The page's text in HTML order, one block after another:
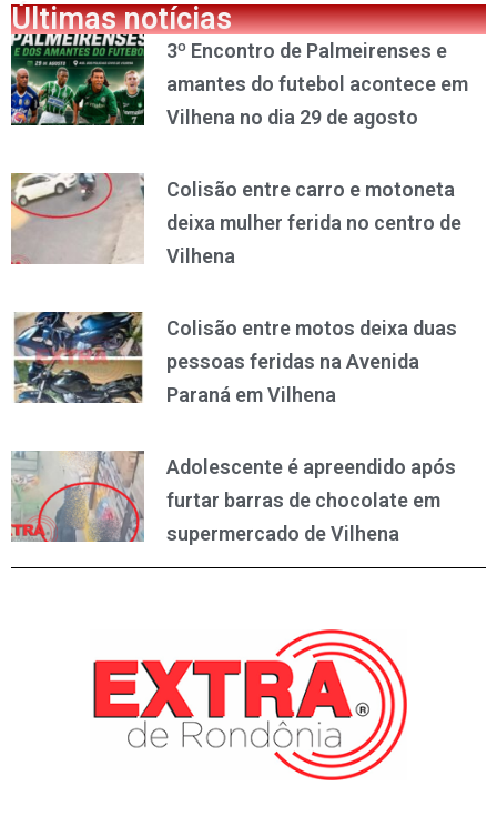
Últimas notícias
3º Encontro de Palmeirenses e
amantes do futebol acontece em
Vilhena no dia 29 de agosto
Colisão entre carro e motoneta
deixa mulher ferida no centro de
Vilhena
Colisão entre motos deixa duas
pessoas feridas na Avenida
Paraná em Vilhena
Adolescente é apreendido após
furtar barras de chocolate em
supermercado de Vilhena